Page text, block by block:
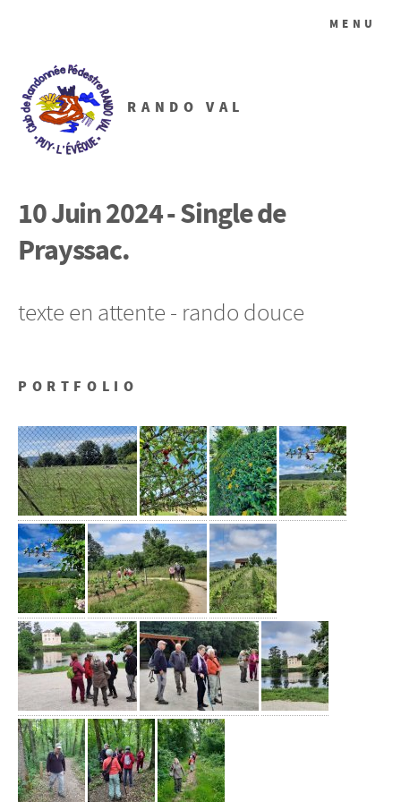
RANDO VAL
MENU
10 Juin 2024 - Single de
Prayssac.
texte en attente - rando douce
PORTFOLIO